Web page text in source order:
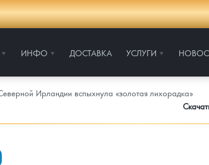
ИНФО ДОСТАВКА УСЛУГИ
Ирландии вспыхнула «золотая лихорадка»